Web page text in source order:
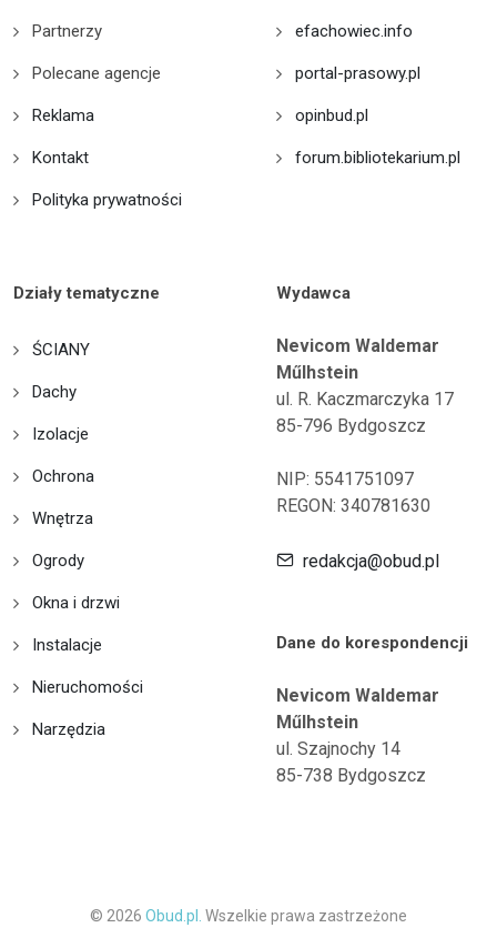
Partnerzy
Polecane agencje
Reklama
Kontakt
Polityka prywatności
efachowiec.info
portal-prasowy.pl
opinbud.pl
forum.bibliotekarium.pl
Działy tematyczne
ŚCIANY
Dachy
Izolacje
Ochrona
Wnętrza
Ogrody
Okna i drzwi
Instalacje
Nieruchomości
Narzędzia
Wydawca
Nevicom Waldemar
Műlhstein
ul. R. Kaczmarczyka 17
85-796 Bydgoszcz
NIP: 5541751097
REGON: 340781630
redakcja@obud.pl
Dane do korespondencji
Nevicom Waldemar
Műlhstein
ul. Szajnochy 14
85-738 Bydgoszcz
© 2026 Obud.pl. Wszelkie prawa zastrzeżone